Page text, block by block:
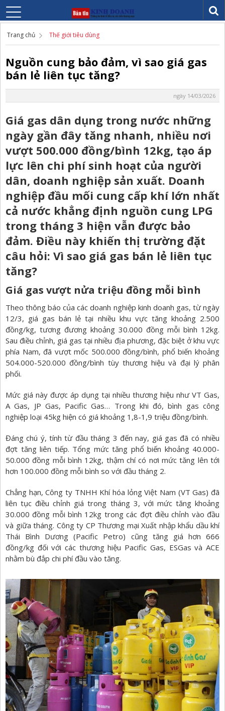
Trang chủ Thế giới tiêu dùng
Nguồn cung bảo đảm, vì sao giá gas
bán lẻ liên tục tăng?
ngày 14/03/2026
Giá gas dân dụng trong nước những
ngày gần đây tăng nhanh, nhiều nơi
vượt 500.000 đồng/bình 12kg, tạo áp
lực lên chi phí sinh hoạt của người
dân, doanh nghiệp sản xuất. Doanh
nghiệp đầu mối cung cấp khí lớn nhất
cả nước khẳng định nguồn cung LPG
trong tháng 3 hiện vẫn được bảo
đảm. Điều này khiến thị trường đặt
câu hỏi: Vì sao giá gas bán lẻ liên tục
tăng?
Giá gas vượt nửa triệu đồng mỗi bình
Theo thông báo của các doanh nghiệp kinh doanh gas, từ ngày
12/3, giá gas bán lẻ tại nhiều khu vực tăng khoảng 2.500
đồng/kg, tương đương khoảng 30.000 đồng mỗi bình 12kg.
Sau điều chỉnh, giá gas tại nhiều địa phương, đặc biệt ở khu vực
phía Nam, đã vượt mốc 500.000 đồng/bình, phổ biến khoảng
504.000-520.000 đồng/bình tùy thương hiệu và đại lý phân
phối.
Mức giá này được áp dụng tại nhiều thương hiệu như VT Gas,
A Gas, JP Gas, Pacific Gas… Trong khi đó, bình gas công
nghiệp loại 45kg hiện có giá khoảng 1,8-1,9 triệu đồng/bình.
Đáng chú ý, tính từ đầu tháng 3 đến nay, giá gas đã có nhiều
đợt tăng liên tiếp. Tổng mức tăng phổ biến khoảng 40.000-
50.000 đồng mỗi bình 12kg, thậm chí có nơi mức tăng lên tới
hơn 100.000 đồng mỗi bình so với đầu tháng 2.
Chẳng hạn, Công ty TNHH Khí hóa lỏng Việt Nam (VT Gas) đã
liên tục điều chỉnh giá trong tháng 3, với mức tăng khoảng
30.000 đồng mỗi bình 12kg trong các đợt điều chỉnh vào đầu
và giữa tháng. Công ty CP Thương mại Xuất nhập khẩu dầu khí
Thái Bình Dương (Pacific Petro) cũng tăng giá hơn 666
đồng/kg đối với các thương hiệu Pacific Gas, ESGas và ACE
nhằm bù đắp chi phí đầu vào tăng.